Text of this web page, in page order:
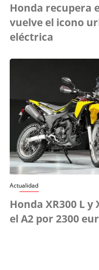
Honda recupera
vuelve el icono
eléctrica
Actualidad
Honda XR300 L
el A2 por 2300